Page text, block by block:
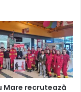
Mare recrutează